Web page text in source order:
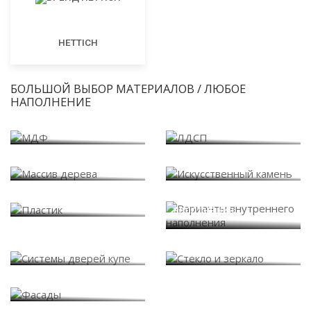
HETTICH
БОЛЬШОЙ ВЫБОР МАТЕРИАЛОВ / ЛЮБОЕ
НАПОЛНЕНИЕ
наполнения